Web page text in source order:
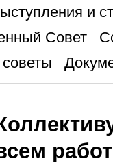
и
Совет